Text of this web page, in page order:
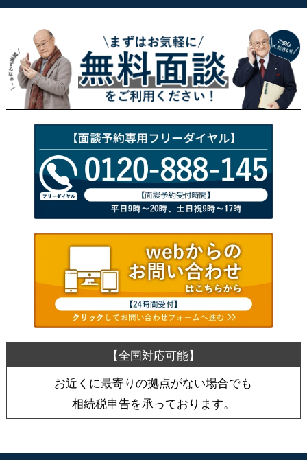
お近くに最寄りの拠点がない場合でも
相続税申告を承っております。